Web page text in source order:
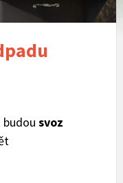
budou svoz